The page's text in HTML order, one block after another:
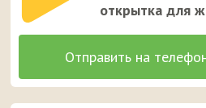
открытка для